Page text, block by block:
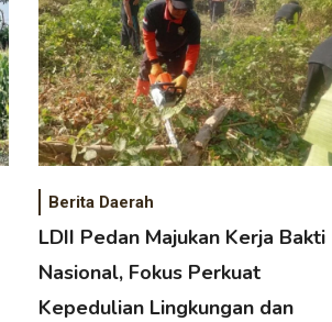
Berita Daerah
LDII Pedan Majukan Kerja Bakti
Nasional, Fokus Perkuat
Kepedulian Lingkungan dan